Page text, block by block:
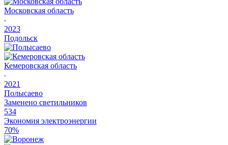
Московская область
2023
Подольск
Кемеровская область
2021
Полысаево
Заменено светильников
534
Экономия электроэнергии
70%